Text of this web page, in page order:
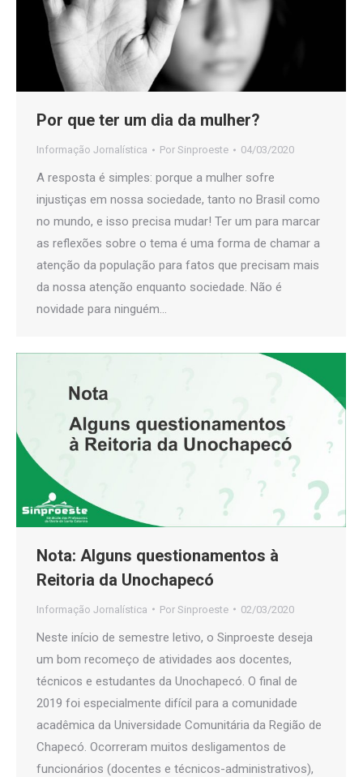
Por que ter um dia da mulher?
Informação Jornalística Por Sinproeste 04/03/2020
A resposta é simples: porque a mulher sofre
injustiças em nossa sociedade, tanto no Brasil como
no mundo, e isso precisa mudar! Ter um para marcar
as reflexões sobre o tema é uma forma de chamar a
atenção da população para fatos que precisam mais
da nossa atenção enquanto sociedade. Não é
novidade para ninguém…
Nota: Alguns questionamentos à
Reitoria da Unochapecó
Informação Jornalística Por Sinproeste 02/03/2020
Neste início de semestre letivo, o Sinproeste deseja
um bom recomeço de atividades aos docentes,
técnicos e estudantes da Unochapecó. O final de
2019 foi especialmente difícil para a comunidade
acadêmica da Universidade Comunitária da Região de
Chapecó. Ocorreram muitos desligamentos de
funcionários (docentes e técnicos-administrativos),